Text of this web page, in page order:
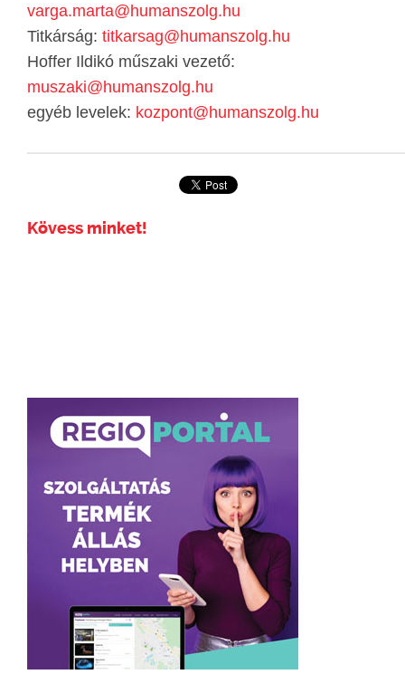
varga.marta@humanszolg.hu
Titkárság: titkarsag@humanszolg.hu
Hoffer Ildikó műszaki vezető:
muszaki@humanszolg.hu
egyéb levelek: kozpont@humanszolg.hu
Kövess minket!